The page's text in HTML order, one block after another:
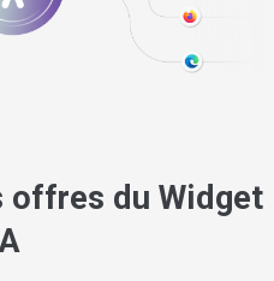
offres du Widget